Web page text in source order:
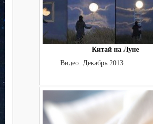
Китай на Луне
Видео. Декабрь 2013.